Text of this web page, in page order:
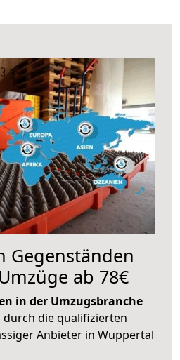
Gegenständen
ab 78€
in der Umzugsbranche
durch die qualifizierten
Anbieter in Wuppertal